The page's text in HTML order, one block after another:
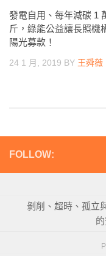
發電自用、每年減碳 1
斤，綠能公益讓長照機
陽光募款！
24 1 月, 2019 BY 王舜薇
FOLLOW:
剝削、超時、孤立